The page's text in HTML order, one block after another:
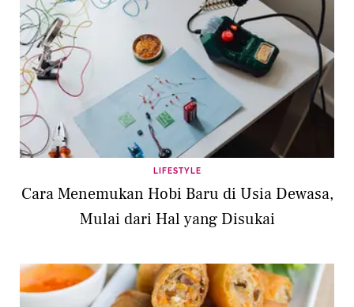
LIFESTYLE
Cara Menemukan Hobi Baru di Usia Dewasa,
Mulai dari Hal yang Disukai